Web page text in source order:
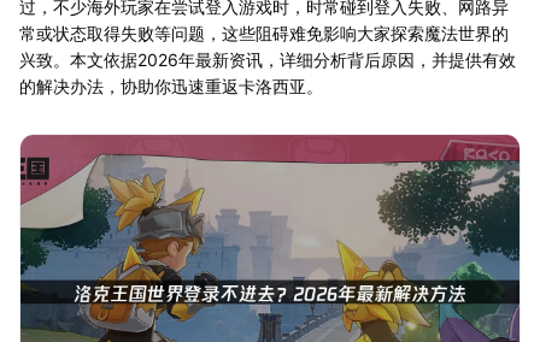
过，不少海外玩家在尝试登入游戏时，时常碰到登入失败、网路异
常或状态取得失败等问题，这些阻碍难免影响大家探索魔法世界的
兴致。本文依据2026年最新资讯，详细分析背后原因，并提供有效
的解决办法，协助你迅速重返卡洛西亚。